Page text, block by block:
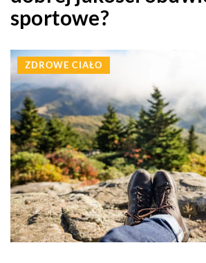
sportowe?
ZDROWE CIAŁO